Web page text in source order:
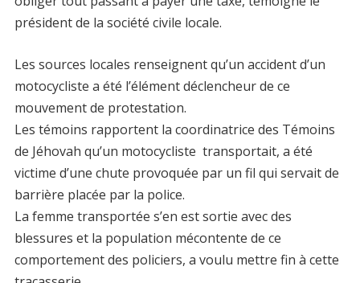
président de la société civile locale.
Les sources locales renseignent qu’un accident d’un
motocycliste a été l’élément déclencheur de ce
mouvement de protestation.
Les témoins rapportent la coordinatrice des Témoins
de Jéhovah qu’un motocycliste transportait, a été
victime d’une chute provoquée par un fil qui servait de
barrière placée par la police.
La femme transportée s’en est sortie avec des
blessures et la population mécontente de ce
comportement des policiers, a voulu mettre fin à cette